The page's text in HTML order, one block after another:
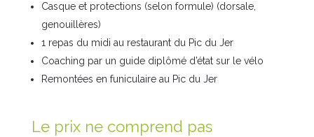
Casque et protections (selon formule) (dorsale,
genouillères)
1 repas du midi au restaurant du Pic du Jer
Coaching par un guide diplômé d’état sur le vélo
Remontées en funiculaire au Pic du Jer
Le prix ne comprend pas